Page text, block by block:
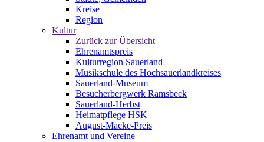
Kreise
Region
Kultur
Zurück zur Übersicht
Ehrenamtspreis
Kulturregion Sauerland
Musikschule des Hochsauerlandkreises
Sauerland-Museum
Besucherbergwerk Ramsbeck
Sauerland-Herbst
Heimatpflege HSK
August-Macke-Preis
Ehrenamt und Vereine